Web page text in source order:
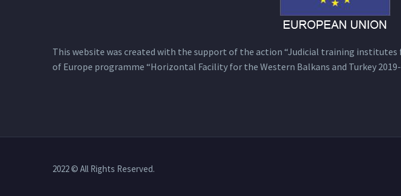
This website was created with the support of the action “Judicial training
of Europe programme “Horizontal Facility for the Western Balkans and Turkey 2019-
2022 © All Rights Reserved.